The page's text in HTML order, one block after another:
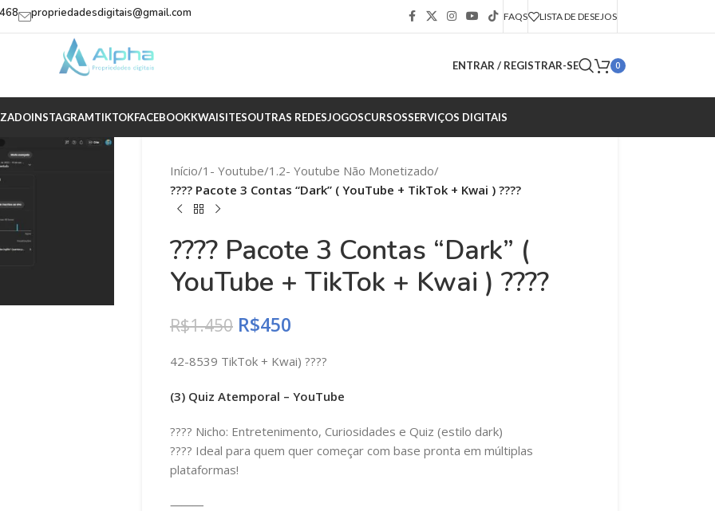
propriedadesdigitais@gmail.com FAQS LISTA DE DESEJOS
ENTRAR / REGISTRAR-SE 0
INSTAGRAMTIKTOKFACEBOOKKWAISITESOUTRAS REDESJOGOSCURSOSSERVIÇOS DIGITAIS
Início/1- Youtube/1.2- Youtube Não Monetizado/
???? Pacote 3 Contas “Dark” ( YouTube + TikTok + Kwai ) ????
???? Pacote 3 Contas “Dark” (
YouTube + TikTok + Kwai ) ????
R$1.450 R$450
42-8539 TikTok + Kwai) ????
(3) Quiz Atemporal – YouTube
???? Nicho: Entretenimento, Curiosidades e Quiz (estilo dark)
???? Ideal para quem quer começar com base pronta em múltiplas
plataformas!
⸻